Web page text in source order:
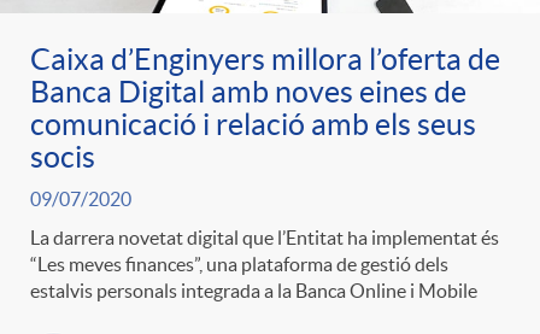
Caixa d’Enginyers millora l’oferta de
Banca Digital amb noves eines de
comunicació i relació amb els seus
socis
09/07/2020
La darrera novetat digital que l’Entitat ha implementat és
“Les meves finances”, una plataforma de gestió dels
estalvis personals integrada a la Banca Online i Mobile